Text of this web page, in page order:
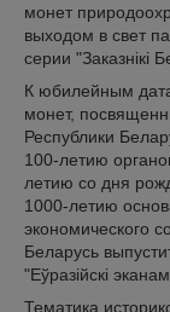
монет
выходом в свет
серии "Заказнікі
К юбилейным
монет,
Республики
100-летию
летию со дня
1000-летию
экономического
Беларусь
"Еўразійскі
Тематика